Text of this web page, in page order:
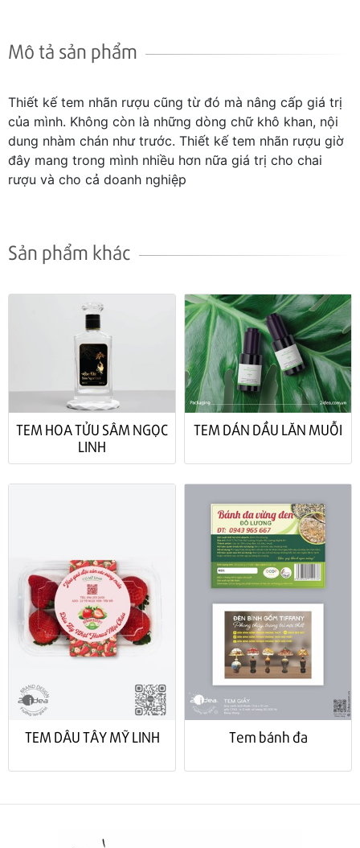
Mô tả sản phẩm
Thiết kế tem nhãn rượu cũng từ đó mà nâng cấp giá trị
của mình. Không còn là những dòng chữ khô khan, nội
dung nhàm chán như trước. Thiết kế tem nhãn rượu giờ
đây mang trong mình nhiều hơn nữa giá trị cho chai
rượu và cho cả doanh nghiệp
Sản phẩm khác
TEM HOA TỬU SÂM NGỌC
LINH
TEM DÁN DẦU LĂN MUỖI
TEM DÂU TÂY MỸ LINH Tem bánh đa